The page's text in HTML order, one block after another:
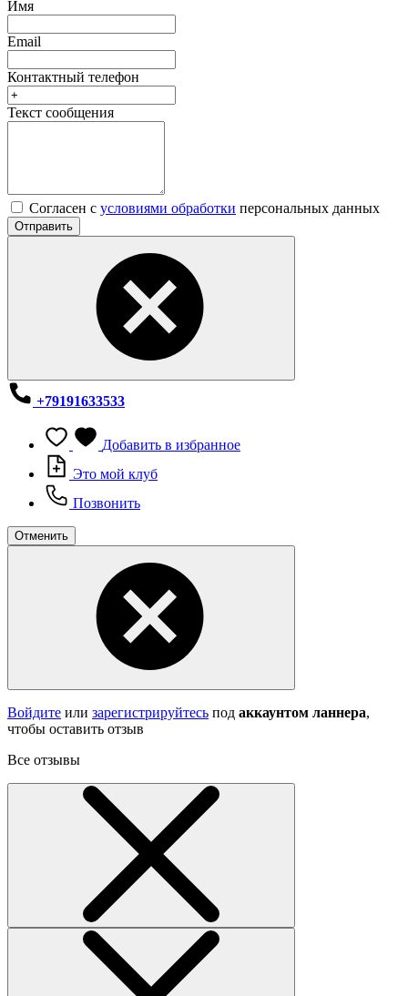
Имя
Email
Контактный телефон
Текст сообщения
Согласен с условиями обработки персональных данных
Отправить
+79191633533
Добавить в избранное
Это мой клуб
Позвонить
Отменить
Войдите или зарегистрируйтесь под аккаунтом ланнера,
чтобы оставить отзыв
Все отзывы